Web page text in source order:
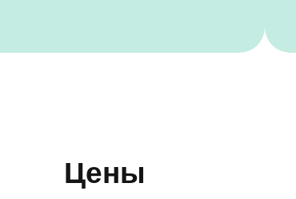
Цены